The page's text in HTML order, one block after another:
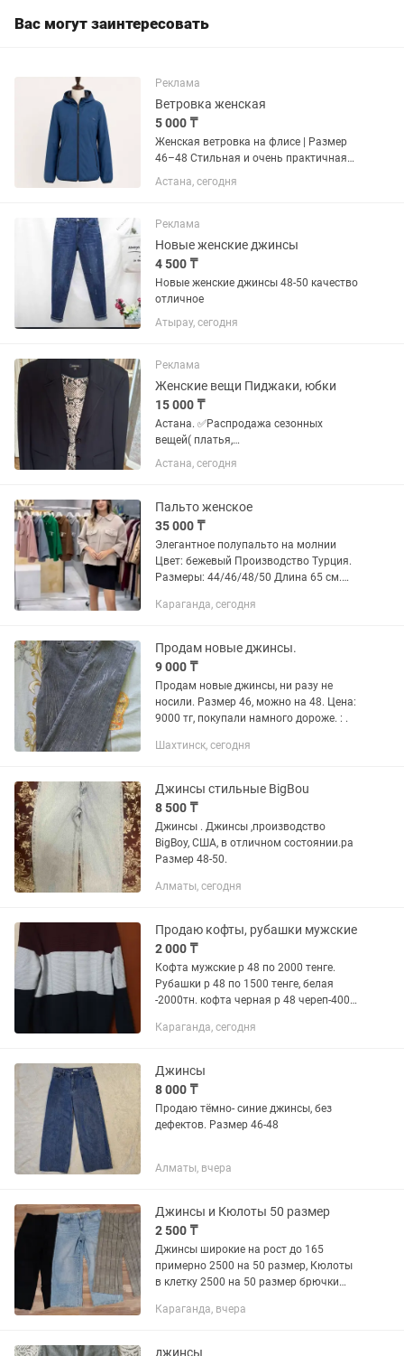
Вас могут заинтересовать
Реклама
Ветровка женская
5 000 ₸
Женская ветровка на флисе | Размер
46–48 Стильная и очень практичная
женская ветровка в красивом сине-
бирюзовом цвете. Отлично подходит
летних...
Астана, сегодня
Реклама
Новые женские джинсы
4 500 ₸
Новые женские джинсы 48-50 качество
отличное
Атырау, сегодня
Реклама
Женские вещи Пиджаки, юбки
15 000 ₸
Астана. ✅Распродажа сезонных
вещей( платья,
футболки,сарафаны,костюмы,топы,
блузки , юбки, и мн.др) ✅Продаются
базовые модели для делового,
классического или...
Астана, сегодня
Пальто женское
35 000 ₸
Элегантное полупальто на молнии
Цвет: бежевый Производство Турция.
Размеры: 44/46/48/50 Длина 65 см.
Подкладка: 100 % сатин Состав: 61%
Караганда, сегодня
Продам новые джинсы.
9 000 ₸
Продам новые джинсы, ни разу не
носили. Размер 46, можно на 48. Цена:
9000 тг, покупали намного дороже. : .
Шахтинск, сегодня
Джинсы стильные BigBou
8 500 ₸
Джинсы . Джинсы ,производство
BigBoy, США, в отличном состоянии.ра
Размер 48-50.
Алматы, сегодня
Продаю кофты, рубашки мужские
2 000 ₸
Кофта мужские р 48 по 2000 тенге.
Рубашки р 48 по 1500 тенге, белая
-2000тн. кофта черная р 48 череп-4000
тенге. Куртка джинсах размер 48-7000
Караганда, сегодня
Джинсы
8 000 ₸
Продаю тёмно- синие джинсы, без
дефектов. Размер 46-48
Алматы, вчера
Джинсы и Кюлоты 50 размер
2 500 ₸
Джинсы широкие на рост до 165
примерно 2500 на 50 размер, Кюлоты
в клетку 2500 на 50 размер брючки
размер
Караганда, вчера
джинсы